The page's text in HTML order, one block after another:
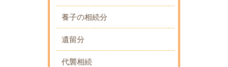
養子の相続分
遺留分
代襲相続